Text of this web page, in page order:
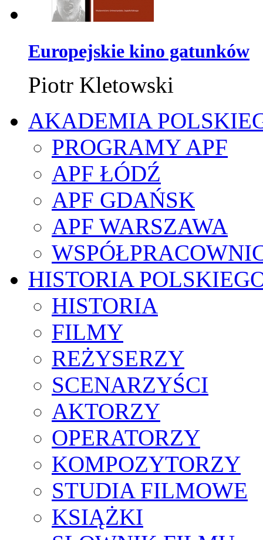
Europejskie kino gatunków
Piotr Kletowski
AKADEMIA
PROGRAMY APF
APF ŁÓDŹ
APF GDAŃSK
APF WARSZAWA
HISTORIA
HISTORIA
FILMY
REŻYSERZY
SCENARZYŚCI
AKTORZY
OPERATORZY
KOMPOZYTORZY
STUDIA FILMOWE
KSIĄŻKI